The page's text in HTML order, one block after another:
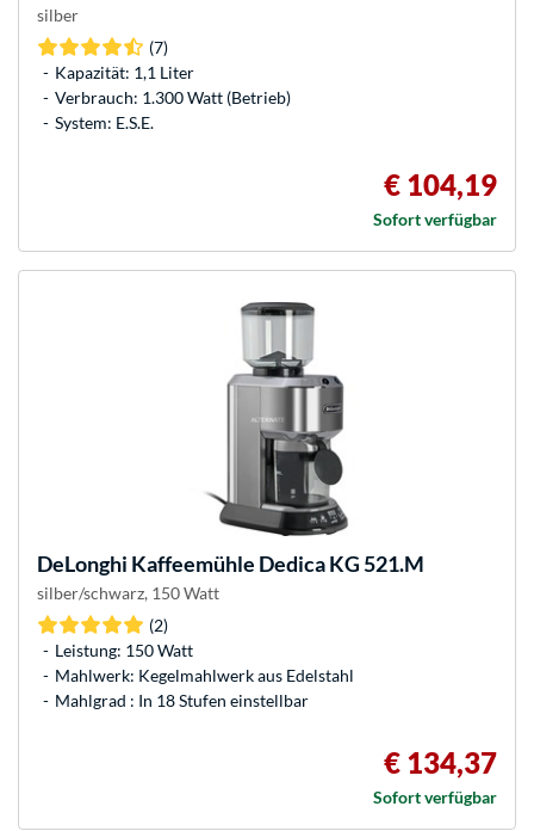
silber
(7)
Kapazität: 1,1 Liter
Verbrauch: 1.300 Watt (Betrieb)
System: E.S.E.
€ 104,19
Sofort verfügbar
DeLonghi Kaffeemühle Dedica KG 521.M
silber/schwarz, 150 Watt
(2)
Leistung: 150 Watt
Mahlwerk: Kegelmahlwerk aus Edelstahl
Mahlgrad : In 18 Stufen einstellbar
€ 134,37
Sofort verfügbar